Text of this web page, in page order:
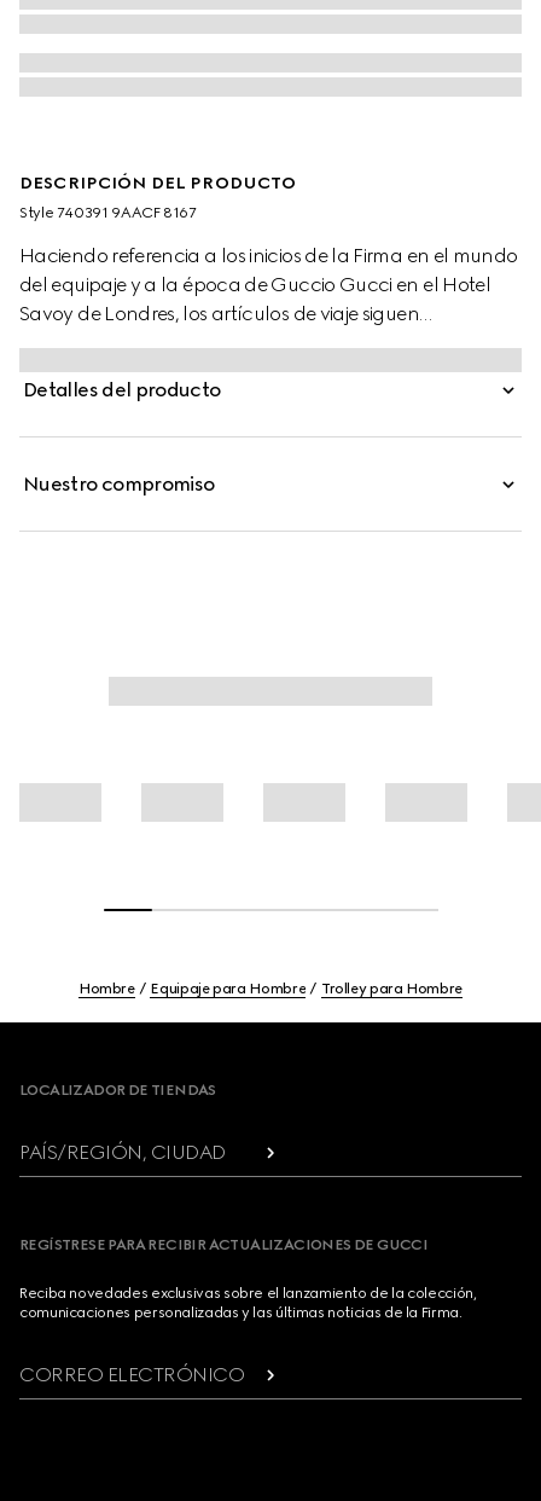
DESCRIPCIÓN DEL PRODUCTO
Style ‎740391 9AACF 8167
Haciendo referencia a los inicios de la Firma en el mundo
del equipaje y a la época de Guccio Gucci en el Hotel
Savoy de Londres, los artículos de viaje siguen
evolucionando para incorporar lo contemporáneo. Este
trolley de cabina plus se presenta en una combinación
única de aluminio plateado y beige, y lona GG Supreme
Detalles del producto
Nuestro compromiso
Hombre Equipaje para Hombre Trolley para Hombre
LOCALIZADOR DE TIENDAS
PAÍS/REGIÓN, CIUDAD
REGÍSTRESE PARA RECIBIR ACTUALIZACIONES DE GUCCI
Reciba novedades exclusivas sobre el lanzamiento de la colección,
comunicaciones personalizadas y las últimas noticias de la Firma.
CORREO ELECTRÓNICO